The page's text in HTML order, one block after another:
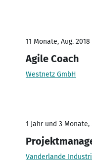
11 Monate, Aug.
Agile Coach
Westnetz GmbH
1 Jahr und 3 Monate,
Vanderlande